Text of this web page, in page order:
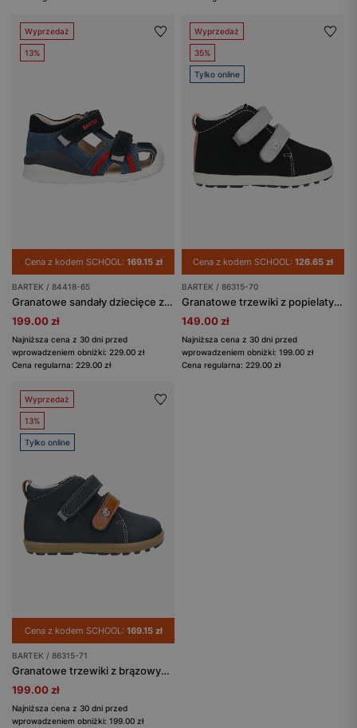
Wyprzedaż
13%
Cena z kodem SCHOOL: 169.15 zł
BARTEK / 84418-65
Granatowe sandały dziecięce z czerwonymi akcentami BARTEK 84418-65
199.00 zł
Najniższa cena z 30 dni przed
wprowadzeniem obniżki: 229.00 zł
Cena regularna: 229.00 zł
Wyprzedaż
35%
Tylko online
Cena z kodem SCHOOL: 126.65 zł
BARTEK / 86315-70
Granatowe trzewiki z popielatymi zapięciami BARTEK 86315-70
149.00 zł
Najniższa cena z 30 dni przed
wprowadzeniem obniżki: 199.00 zł
Cena regularna: 229.00 zł
Wyprzedaż
13%
Tylko online
Cena z kodem SCHOOL: 169.15 zł
BARTEK / 86315-71
Granatowe trzewiki z brązowymi wstawkami BARTEK 86315-71
199.00 zł
Najniższa cena z 30 dni przed
wprowadzeniem obniżki: 199.00 zł